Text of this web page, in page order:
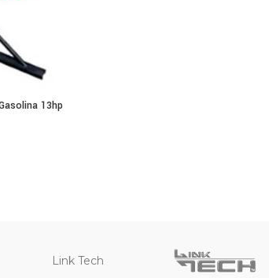
13hp
Link Tech